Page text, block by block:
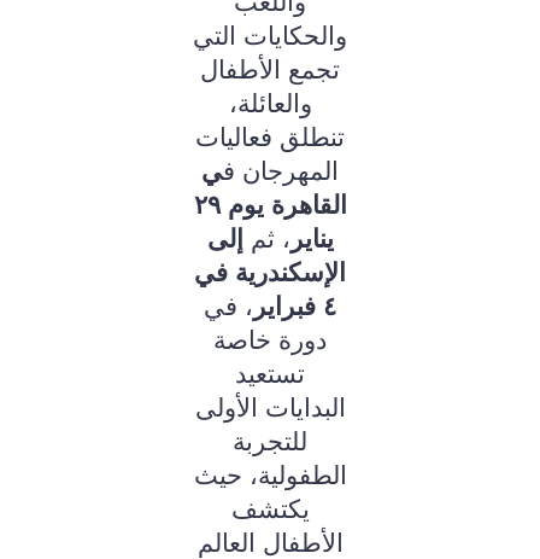
والحكايات التي
تجمع الأطفال
والعائلة،
تنطلق فعاليات
المهرجان في
القاهرة يوم ٢٩
يناير ، ثم
إلى
الإسكندرية في
٤ فبراير
، في
دورة خاصة
تستعيد
البدايات الأولى
للتجربة
الطفولية، حيث
يكتشف
الأطفال العالم